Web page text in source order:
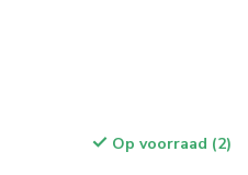
Op voorraad (2)